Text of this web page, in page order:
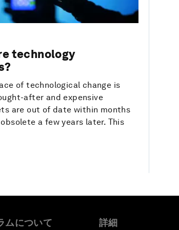
technology
of technological change is
after and expensive
are out of date within months
a few years later. This
ムについて 詳細